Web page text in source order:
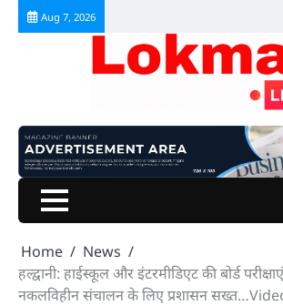
Skip
Aug 7, 2026
Home
News
हल्द्वानी: हाईस्कूल और इंटरमीडिएट की बोर्ड
नकलविहीन संचालन के लिए प्रशासन